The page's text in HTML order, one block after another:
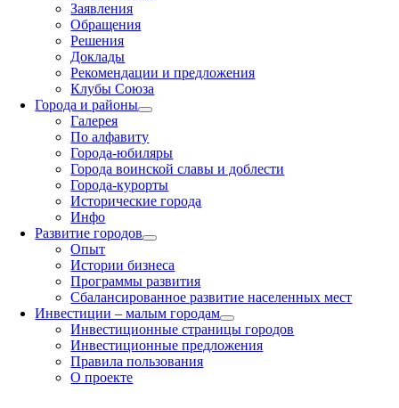
Заявления
Обращения
Решения
Доклады
Рекомендации и предложения
Клубы Союза
Города и районы
Галерея
По алфавиту
Города-юбиляры
Города воинской славы и доблести
Города-курорты
Исторические города
Инфо
Развитие городов
Опыт
Истории бизнеса
Программы развития
Сбалансированное развитие населенных мест
Инвестиции – малым городам
Инвестиционные страницы городов
Инвестиционные предложения
Правила пользования
О проекте